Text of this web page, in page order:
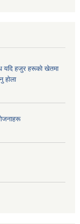
यदि हजुर हरूकाे खेतमा
हाेला